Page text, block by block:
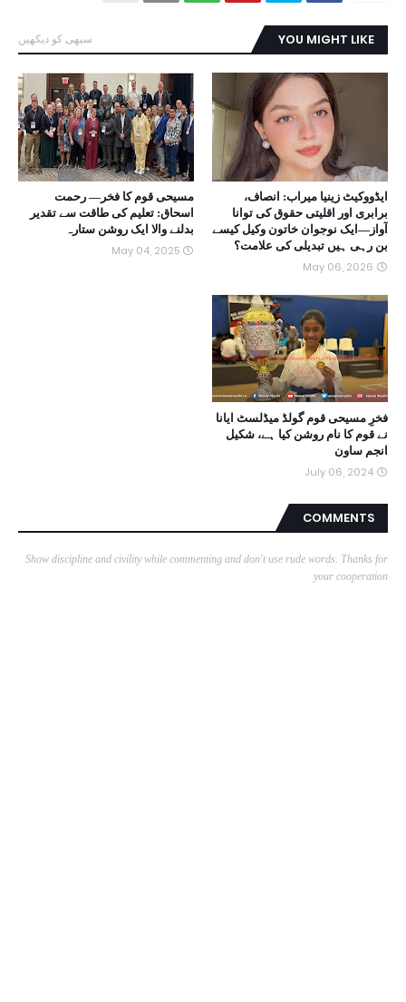
YOU MIGHT LIKE سبھی کو دیکھیں
ایڈووکیٹ زینیا میراب: انصاف،
برابری اور اقلیتی حقوق کی توانا
آواز—ایک نوجوان خاتون وکیل کیسے
بن رہی ہیں تبدیلی کی علامت؟
May 06, 2026
مسیحی قوم کا فخر— رحمت
اسحاق: تعلیم کی طاقت سے تقدیر
بدلنے والا ایک روشن ستارہ
May 04, 2025
فخرِ مسیحی قوم گولڈ میڈلسٹ ایانا
نے قوم کا نام روشن کیا ہے، شکیل
انجم ساون
July 06, 2024
COMMENTS
Show discipline and civility while commenting and don't use rude words. Thanks for
your cooperation